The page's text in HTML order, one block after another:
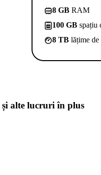
8 GB RAM
100 GB spațiu
8 TB lățime de
și alte lucruri în plus